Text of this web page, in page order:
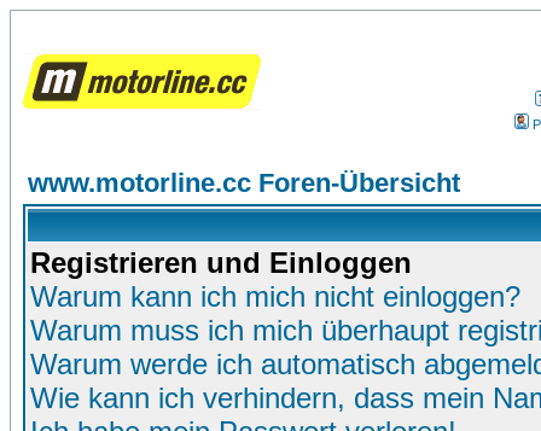
www.motorline.cc Foren-Übersicht
Registrieren und Einloggen
Warum kann ich mich nicht einloggen?
Warum muss ich mich überhaupt
Warum werde ich automatisch
Wie kann ich verhindern, dass mein